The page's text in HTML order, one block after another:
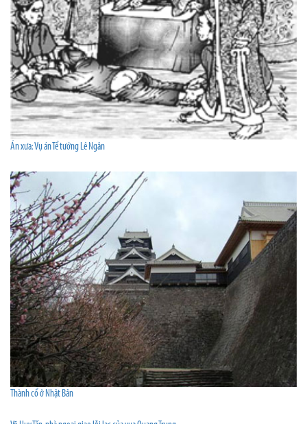
Án xưa: Vụ án Tể tướng Lê Ngân
Thành cổ ở Nhật Bản